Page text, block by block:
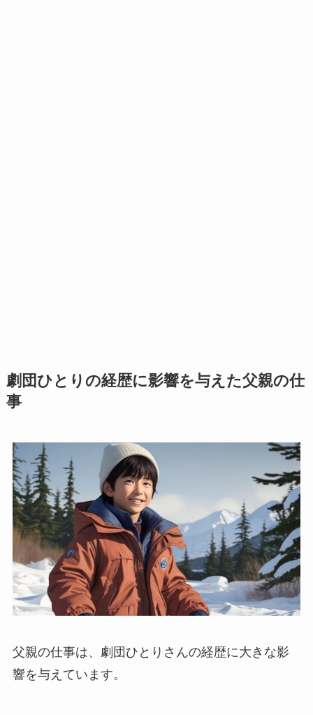
劇団ひとりの経歴に影響を与えた父親の仕
事
父親の仕事は、劇団ひとりさんの経歴に大きな影
響を与えています。